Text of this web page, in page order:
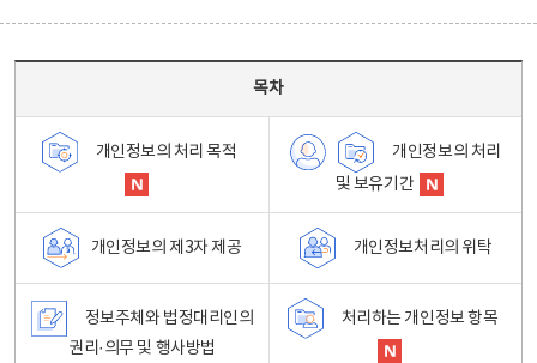
목차
개인정보의 처리 목적
개인정보의 처리
및 보유기간
개인정보의 제3자 제공 개인정보처리의 위탁
정보주체와 법정대리인의
권리·의무 및 행사방법
처리하는 개인정보 항목